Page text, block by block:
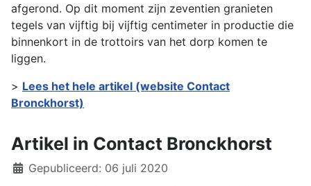
afgerond. Op dit moment zijn zeventien granieten
tegels van vijftig bij vijftig centimeter in productie die
binnenkort in de trottoirs van het dorp komen te
liggen.
> Lees het hele artikel (website Contact
Bronckhorst)
Artikel in Contact Bronckhorst
DetailsGepubliceerd: 06 juli 2020